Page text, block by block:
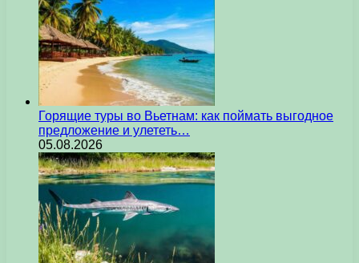
Горящие туры во Вьетнам: как поймать выгодное
предложение и улететь…
05.08.2026